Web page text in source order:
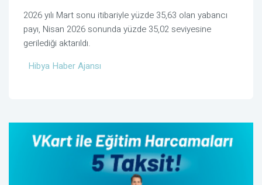
2026 yılı Mart sonu itibariyle yüzde 35,63 olan yabancı
payı, Nisan 2026 sonunda yüzde 35,02 seviyesine
gerilediği aktarıldı.
Hibya Haber Ajansı